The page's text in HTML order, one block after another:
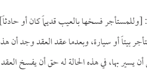
[وللمستأجر فسخها بالعيب قديماً كان أو
بيتاً أو سيارة، وبعدما عقد العقد وجد
بها، في هذه الحالة له حق أن يفسخ